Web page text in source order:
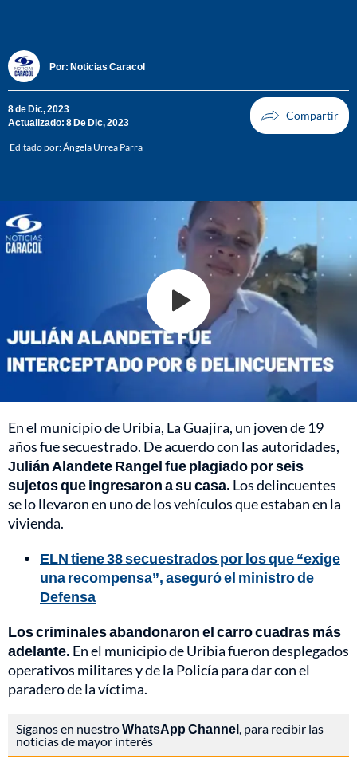
Por: Noticias Caracol
8 de Dic, 2023
Actualizado: 8 De Dic, 2023
Editado por:Ángela Urrea Parra
En el municipio de Uribia, La Guajira, un joven de 19
años fue secuestrado. De acuerdo con las autoridades,
Julián Alandete Rangel fue plagiado por seis
sujetos que ingresaron a su casa. Los delincuentes
se lo llevaron en uno de los vehículos que estaban en la
vivienda.
ELN tiene 38 secuestrados por los que “exige
una recompensa”, aseguró el ministro de
Defensa
Los criminales abandonaron el carro cuadras más
adelante. En el municipio de Uribia fueron desplegados
operativos militares y de la Policía para dar con el
paradero de la víctima.
Síganos en nuestroWhatsApp Channel , para recibir las
noticias de mayor interés